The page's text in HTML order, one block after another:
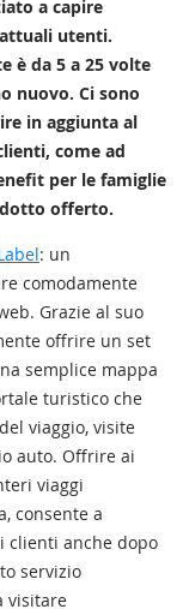
a capire
utenti.
è da 5 a 25 volte
nuovo. Ci sono
in aggiunta al
come ad
per le famiglie
offerto.
: un
comodamente
Grazie al suo
offrire un set
semplice mappa
turistico che
viaggio, visite
auto. Offrire ai
viaggi
consente a
clienti anche dopo
servizio
visitare